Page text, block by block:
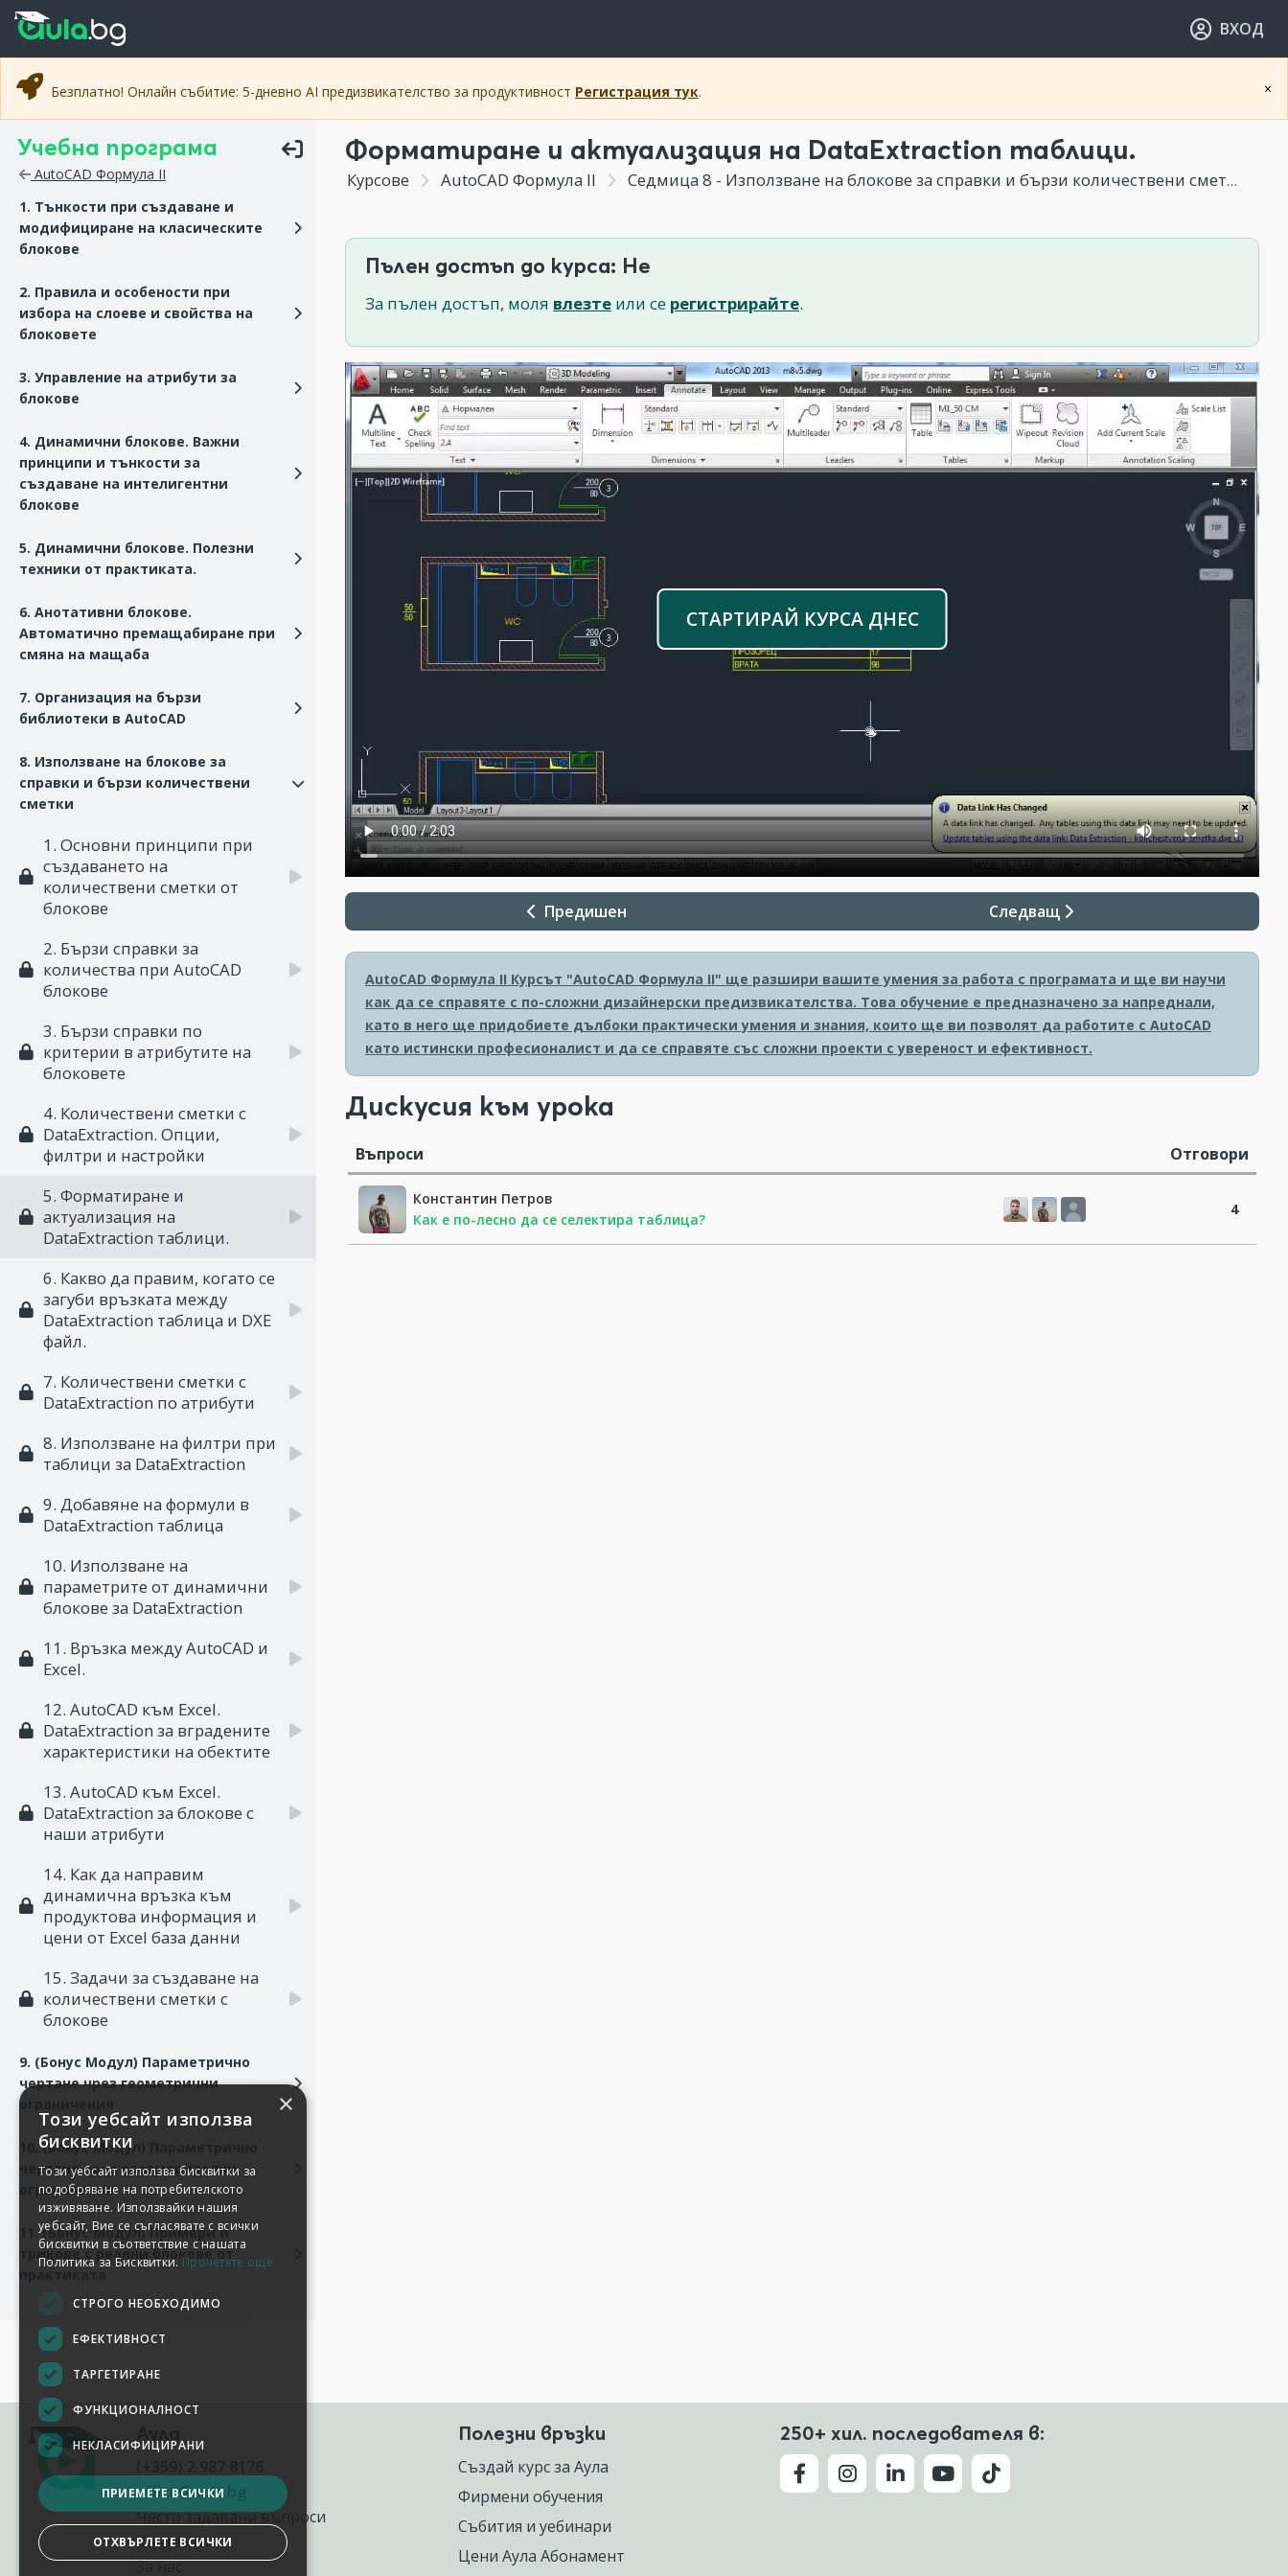
Прескочи към основното съдържание
Прескочи към навигацията
ВХОД
×
Безплатно! Онлайн събитие: 5-дневно AI предизвикателство за продуктивност Регистрация тук.
Учебна програма
AutoCAD Формула II
1. Тънкости при създаване и
модифициране на класическите
блокове
2. Правила и особености при
избора на слоеве и свойства на
блоковете
3. Управление на атрибути за
блокове
4. Динамични блокове. Важни
принципи и тънкости за
създаване на интелигентни
блокове
5. Динамични блокове. Полезни
техники от практиката.
6. Анотативни блокове.
Автоматично премащабиране при
смяна на мащаба
7. Организация на бързи
библиотеки в AutoCAD
8. Използване на блокове за
справки и бързи количествени
сметки
1. Основни принципи при
създаването на
количествени сметки от
блокове
2. Бързи справки за
количества при AutoCAD
блокове
3. Бързи справки по
критерии в атрибутите на
блоковете
4. Количествени сметки с
DataExtraction. Опции,
филтри и настройки
5. Форматиране и
актуализация на
DataExtraction таблици.
6. Какво да правим, когато се
загуби връзката между
DataExtraction таблица и DXE
файл.
7. Количествени сметки с
DataExtraction по атрибути
8. Използване на филтри при
таблици за DataExtraction
9. Добавяне на формули в
DataExtraction таблица
10. Използване на
параметрите от динамични
блокове за DataExtraction
11. Връзка между AutoCAD и
Excel.
12. AutoCAD към Excel.
DataExtraction за вградените
характеристики на обектите
13. AutoCAD към Excel.
DataExtraction за блокове с
наши атрибути
14. Как да направим
динамична връзка към
продуктова информация и
цени от Excel база данни
15. Задачи за създаване на
количествени сметки с
блокове
9. (Бонус Модул) Параметрично
чертане чрез геометрични
ограничения
10. (Бонус Модул) Параметрично
чертане чрез оразмерителни
ограничения
11. (Бонус Модул) Примери и
трикове с реални блокове от
Форматиране и актуализация на DataExtraction таблици.
Курсове AutoCAD Формула II Седмица 8 - Използване на блокове за справки и бързи количествени сметки
Пълен достъп до курса: Не
За пълен достъп, моля влезте или се регистрирайте.
СТАРТИРАЙ КУРСА ДНЕС
Предишен Следващ
AutoCAD Формула II Курсът "AutoCAD Формула II" ще разшири вашите умения за работа с програмата и ще ви научи
как да се справяте с по-сложни дизайнерски предизвикателства. Това обучение е предназначено за напреднали,
като в него ще придобиете дълбоки практически умения и знания, които ще ви позволят да работите с AutoCAD
като истински професионалист и да се справяте със сложни проекти с увереност и ефективност.
Дискусия към урока
Въпроси Отговори
Константин Петров
Как е по-лесно да се селектира таблица?
4
office@aula.bg
Често задавани въпроси
Контакти
За нас
Полезни връзки
Създай курс за Аула
Фирмени обучения
Събития и уебинари
Цени Аула Абонамент
250+ хил. последователя в:
×
Този уебсайт използва
бисквитки
Този уебсайт използва бисквитки за
подобряване на потребителското
изживяване. Използвайки нашия
уебсайт, Вие се съгласявате с всички
бисквитки в съответствие с нашата
Политика за Бисквитки. Прочетете още
СТРОГО НЕОБХОДИМО
ЕФЕКТИВНОСТ
ТАРГЕТИРАНЕ
ФУНКЦИОНАЛНОСТ
НЕКЛАСИФИЦИРАНИ
ПРИЕМЕТЕ ВСИЧКИ
ОТХВЪРЛЕТЕ ВСИЧКИ